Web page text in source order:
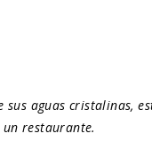
aguas cristalinas,
un restaurante.